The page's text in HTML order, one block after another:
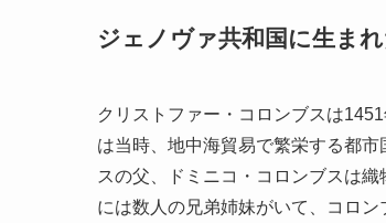
ジェノヴァ共和国に生ま
クリストファー・コロンブスは
は当時、地中海貿易で繁栄する都
スの父、ドミニコ・コロンブスは
には数人の兄弟姉妹がいて、コロ